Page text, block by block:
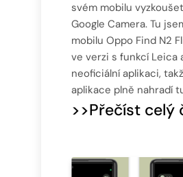
svém mobilu
Google Camera. Tu
mobilu Oppo Find N2
ve verzi s funkcí Leica
neoficiální aplikaci,
aplikace plně nahradí
>>Přečíst celý